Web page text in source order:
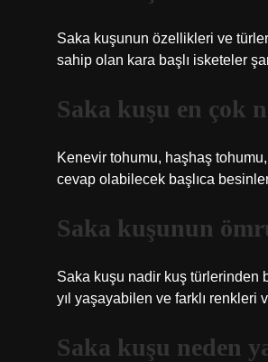
Saka kuşunun özellikleri ve türleri
sahip olan kara başlı isketeler
Saka kuşu en çok
Kenevir tohumu, haşhaş
cevap olabilecek başlıca
Saka kuşunun
Saka kuşu nadir kuş türlerinden
yıl yaşayabilen ve farklı renkleri
Saka kuşu neden